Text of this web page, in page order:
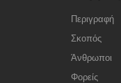
Περιγραφή
Σκοπός
Άνθρωποι
Φορείς